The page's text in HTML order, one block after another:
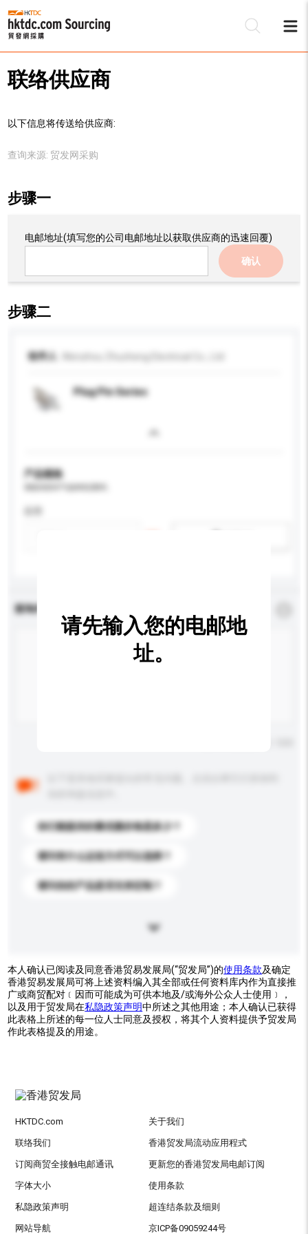
联络供应商
以下信息将传送给供应商:
查询来源: 贸发网采购
步骤一
电邮地址(填写您的公司电邮地址以获取供应商的迅速回覆)
确认
步骤二
收件人
Plug Pin Series
产品规格
查询内容
你们能提供的最优惠价格是多少？
请问有什么运送方式可以选择？
请问你的产品是否支持定制？
请先输入您的电邮地
址。
本人确认已阅读及同意香港贸易发展局(“贸发局”)的使用条款及确定
香港贸易发展局可将上述资料编入其全部或任何资料库内作为直接推
广或商贸配对﹝因而可能成为可供本地及/或海外公众人士使用﹞，
以及用于贸发局在私隐政策声明中所述之其他用途；本人确认已获得
此表格上所述的每一位人士同意及授权，将其个人资料提供予贸发局
作此表格提及的用途。
HKTDC.com 关于我们
联络我们 香港贸发局流动应用程式
订阅商贸全接触电邮通讯 更新您的香港贸发局电邮订阅
字体大小 使用条款
私隐政策声明 超连结条款及细则
网站导航 京ICP备09059244号